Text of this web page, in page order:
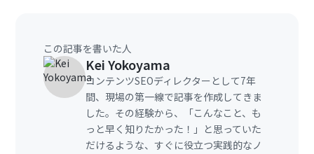
この記事を書いた人
Kei Yokoyama
コンテンツSEOディレクターとして7年
間、現場の第一線で記事を作成してきま
した。その経験から、「こんなこと、も
っと早く知りたかった！」と思っていた
だけるような、すぐに役立つ実践的なノ